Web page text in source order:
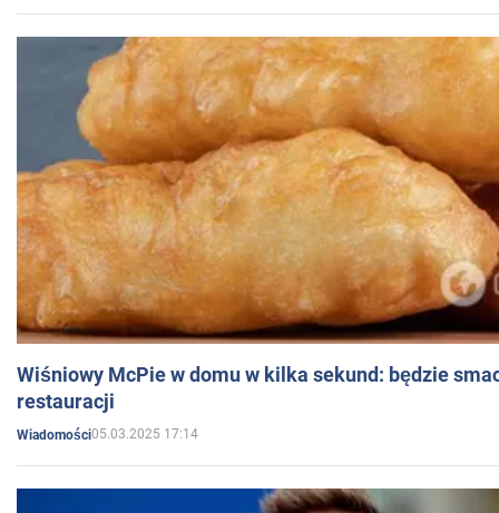
Wiśniowy McPie w domu w kilka sekund: będzie
restauracji
Wiadomości05.03.2025 17:14